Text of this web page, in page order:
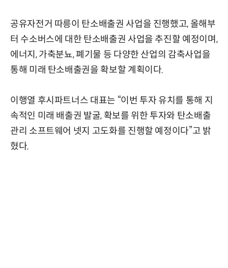
공유자전거 따릉이 탄소배출권 사업을 진행했고, 올해부
터 수소버스에 대한 탄소배출권 사업을 추진할 예정이며,
에너지, 가축분뇨, 폐기물 등 다양한 산업의 감축사업을
통해 미래 탄소배출권을 확보할 계획이다.
이행열 후시파트너스 대표는 “이번 투자 유치를 통해 지
속적인 미래 배출권 발굴, 확보를 위한 투자와 탄소배출
관리 소프트웨어 넷지 고도화를 진행할 예정이다”고 밝
혔다.